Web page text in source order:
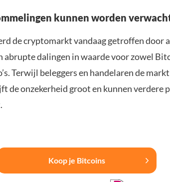
kunnen worden
de cryptomarkt vandaag getroffen door
abrupte dalingen in waarde voor zowel
Terwijl beleggers en handelaren de
de onzekerheid groot en kunnen verdere
Koop je Bitcoins